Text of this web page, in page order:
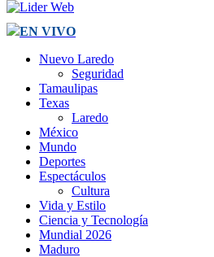
EN VIVO
Nuevo Laredo
Seguridad
Tamaulipas
Texas
Laredo
México
Mundo
Deportes
Espectáculos
Cultura
Vida y Estilo
Ciencia y Tecnología
Mundial 2026
Maduro